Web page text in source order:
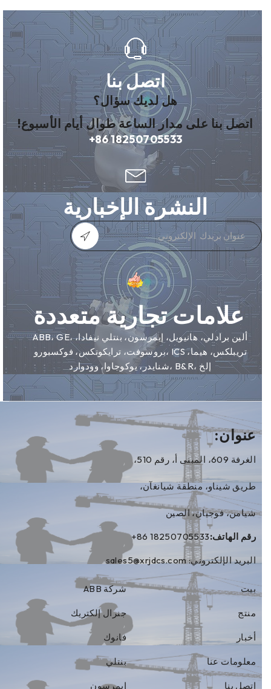
اتصل بنا
هل لديك سؤال؟
اتصل بنا على مدار الساعة طوال أيام الأسبوع!
+86 18250705533
النشرة الإخبارية
علامات تجارية متعددة
ABB، GE، ألين برادلي، هانيويل، إيمرسون، بنتلي نيفادا،
بروسوفت، ترايكونكس، فوكسبورو، ICS تريبلكس، هيما،
شنايدر، يوكوجاوا، وودوارد، B&R، إلخ
عنوان:
الغرفة 609، المبنى أ، رقم 510،
طريق شيناو، منطقة شيانغآن،
شيامن، فوجيان، الصين
رقم الهاتف:+86 18250705533
البريد الإلكتروني:sales5@xrjdcs.com
بيت
منتج
أخبار
معلومات عنا
اتصل بنا
شركة ABB
جنرال إلكتريك
فانوك
بنتلي
إيمرسون